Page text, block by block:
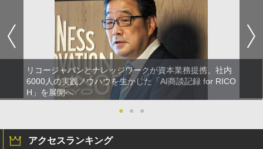
リコージャパンとナレッジワークが資本業務提携、社内
6000人の実践ノウハウを生かした「AI商談記録 for RICO
H」を展開へ
●
● ●
アクセスランキング